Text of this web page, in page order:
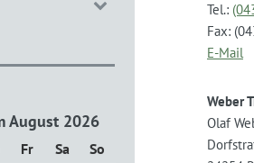
Tel.:
Fax:
E-Mail
Weber
Olaf
August 2026
Donnerstag
FrFreitag
Sa Samstag
So